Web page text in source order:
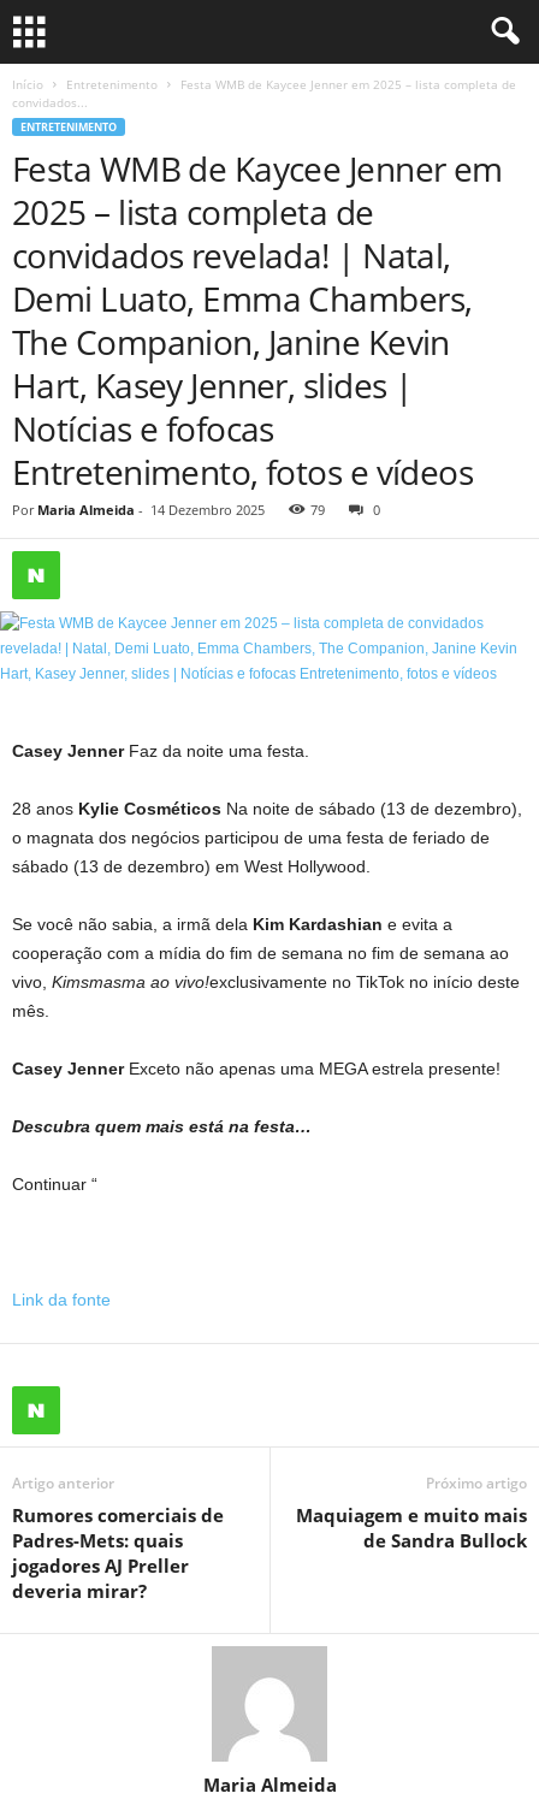
Início Entretenimento
Festa WMB de Kaycee Jenner em 2025 – lista completa de
convidados...
ENTRETENIMENTO
Festa WMB de Kaycee Jenner em
2025 – lista completa de
convidados revelada! | Natal,
Demi Luato, Emma Chambers,
The Companion, Janine Kevin
Hart, Kasey Jenner, slides |
Notícias e fofocas
Entretenimento, fotos e vídeos
Por Maria Almeida - 14 Dezembro 2025 79 0
Casey JennerFaz da noite uma festa.
28 anos Kylie Cosméticos Na noite de sábado (13 de dezembro),
o magnata dos negócios participou de uma festa de feriado de
sábado (13 de dezembro) em West Hollywood.
Se você não sabia, a irmã dela Kim Kardashian e evita a
cooperação com a mídia do fim de semana no fim de semana ao
vivo, Kimsmasma ao vivo!exclusivamente no TikTok no início deste
mês.
Casey JennerExceto não apenas uma MEGA estrela presente!
Descubra quem mais está na festa…
Continuar “
Link da fonte
Artigo anterior
Rumores comerciais de
Padres-Mets: quais
jogadores AJ Preller
deveria mirar?
Próximo artigo
Maquiagem e muito mais
de Sandra Bullock
Maria Almeida